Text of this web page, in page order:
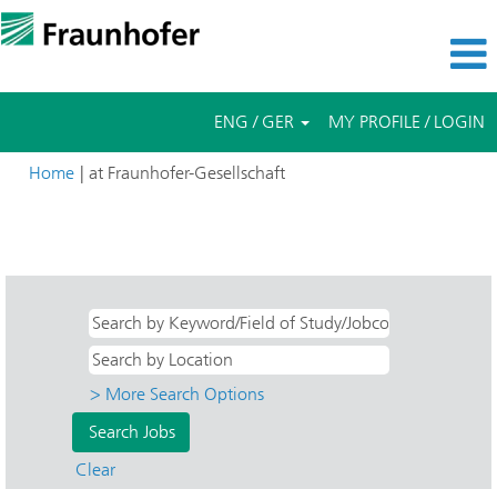
ENG / GER MY PROFILE / LOGIN
Home | at Fraunhofer-Gesellschaft(current
> More Search Options
Clear